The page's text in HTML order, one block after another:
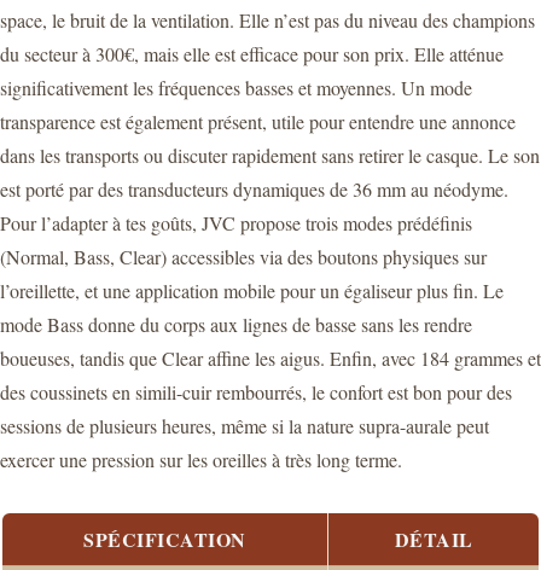
space, le bruit de la ventilation. Elle n’est pas du niveau des champions
du secteur à 300€, mais elle est efficace pour son prix. Elle atténue
significativement les fréquences basses et moyennes. Un mode
transparence est également présent, utile pour entendre une annonce
dans les transports ou discuter rapidement sans retirer le casque. Le son
est porté par des transducteurs dynamiques de 36 mm au néodyme.
Pour l’adapter à tes goûts, JVC propose trois modes prédéfinis
(Normal, Bass, Clear) accessibles via des boutons physiques sur
l’oreillette, et une application mobile pour un égaliseur plus fin. Le
mode Bass donne du corps aux lignes de basse sans les rendre
boueuses, tandis que Clear affine les aigus. Enfin, avec 184 grammes et
des coussinets en simili-cuir rembourrés, le confort est bon pour des
sessions de plusieurs heures, même si la nature supra-aurale peut
exercer une pression sur les oreilles à très long terme.
SPÉCIFICATION DÉTAIL